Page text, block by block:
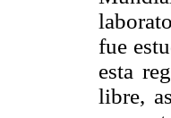
fue
esta
libre,